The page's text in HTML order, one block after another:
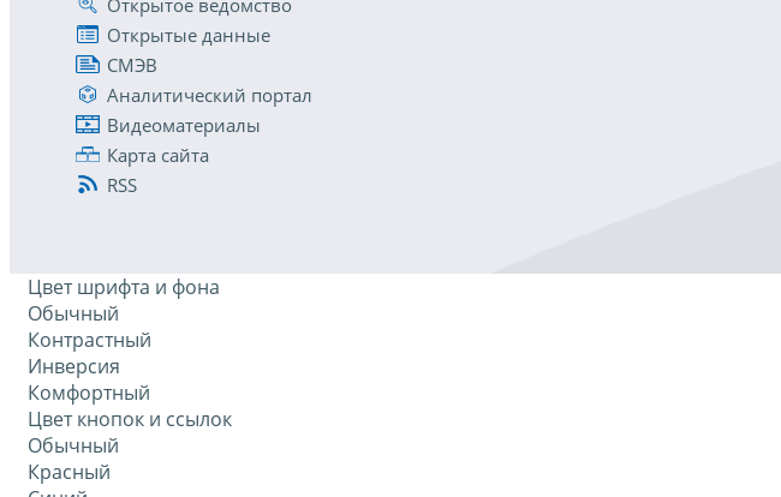
Открытые данные
СМЭВ
Аналитический портал
Видеоматериалы
Карта сайта
RSS
Цвет шрифта и фона
Обычный
Контрастный
Инверсия
Комфортный
Цвет кнопок и ссылок
Обычный
Красный